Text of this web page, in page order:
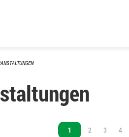
Vous êtes sur la page
1 Vous êtes sur la
2 Vous
3 4